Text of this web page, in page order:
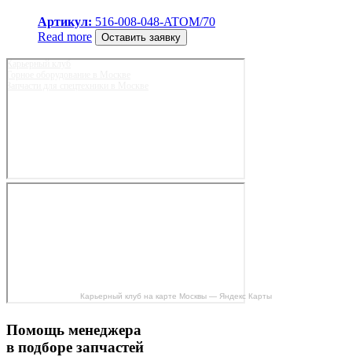
Артикул: 516-008-048-ATOM/70
Read more
Оставить заявку
Карьерный клуб на карте Москвы — Яндекс Карты
Помощь менеджера
в подборе запчастей